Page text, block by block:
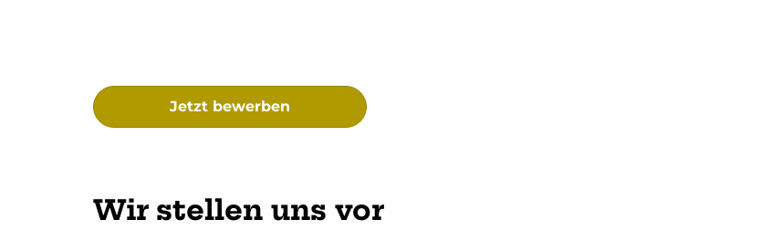
Jetzt bewerben
Wir stellen uns vor